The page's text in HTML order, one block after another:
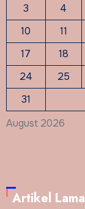
August 2026
3
4
10
11
17
18
24
25
31
Artikel Lama